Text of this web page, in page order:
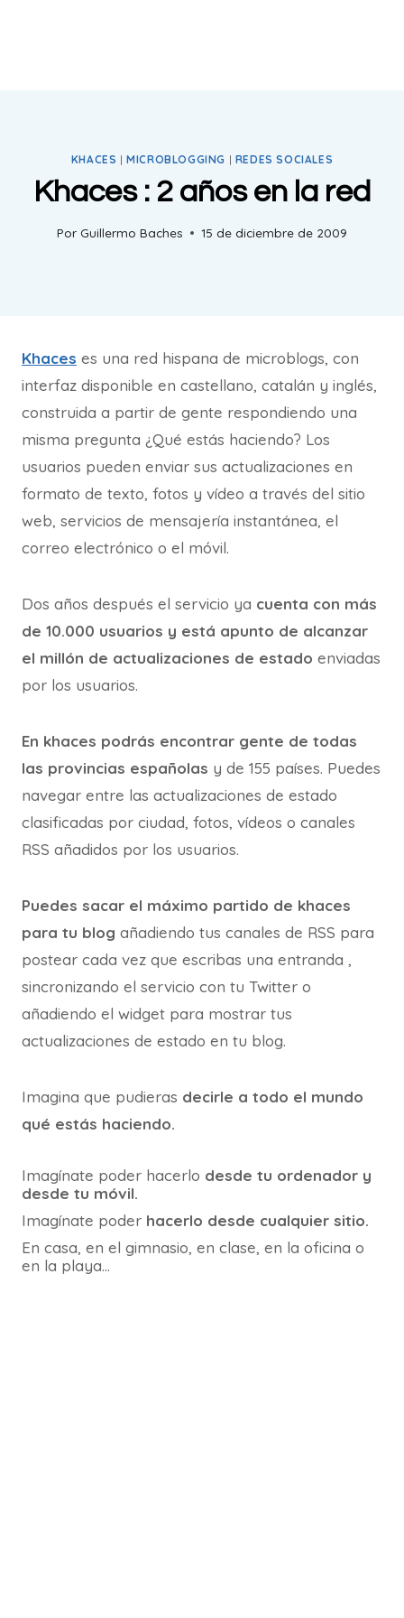
KHACES |MICROBLOGGING | REDES SOCIALES
Khaces : 2 años en la red
Por Guillermo Baches 15 de diciembre de 2009
Khaces es una red hispana de microblogs, con
interfaz disponible en castellano, catalán y inglés,
construida a partir de gente respondiendo una
misma pregunta ¿Qué estás haciendo? Los
usuarios pueden enviar sus actualizaciones en
formato de texto, fotos y vídeo a través del sitio
web, servicios de mensajería instantánea, el
correo electrónico o el móvil.
Dos años después el servicio ya cuenta con más
de 10.000 usuarios y está apunto de alcanzar
el millón de actualizaciones de estado enviadas
por los usuarios.
En khaces podrás encontrar gente de todas
las provincias españolas y de 155 países. Puedes
navegar entre las actualizaciones de estado
clasificadas por ciudad, fotos, vídeos o canales
RSS añadidos por los usuarios.
Puedes sacar el máximo partido de khaces
para tu blog añadiendo tus canales de RSS para
postear cada vez que escribas una entranda ,
sincronizando el servicio con tu Twitter o
añadiendo el widget para mostrar tus
actualizaciones de estado en tu blog.
Imagina que pudieras decirle a todo el mundo
qué estás haciendo.
Imagínate poder hacerlo desde tu ordenador y
desde tu móvil.
Imagínate poder hacerlo desde cualquier sitio.
En casa, en el gimnasio, en clase, en la oficina o
en la playa…